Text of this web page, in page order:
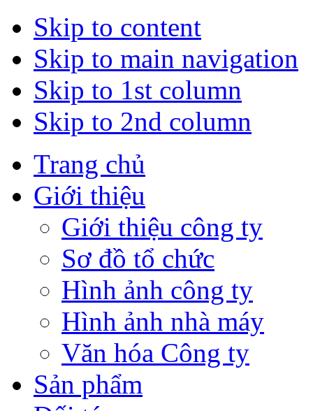
Skip to content
Skip to main navigation
Skip to 1st column
Skip to 2nd column
Trang chủ
Giới thiệu
Giới thiệu công ty
Sơ đồ tổ chức
Hình ảnh công ty
Hình ảnh nhà máy
Văn hóa Công ty
Sản phẩm